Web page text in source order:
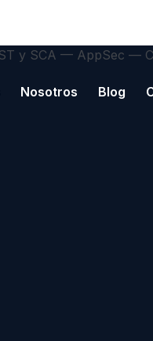
Nosotros Blog